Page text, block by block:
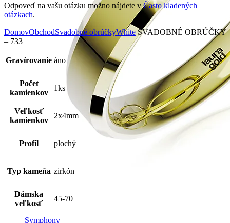
Symphony
Odpoveď na vašu otázku možno nájdete vČasto kladených
otázkach.
DomovObchodSvadobné obrúčkyWhite SVADOBNÉ OBRÚČKY
– 733
Gravírovanie áno
Počet
kamienkov
1ks
Veľkosť
kamienkov
2x4mm
Profil plochý
Typ kameňa zirkón
Dámska
veľkosť
45-70